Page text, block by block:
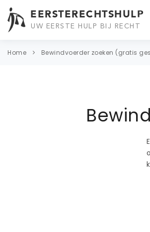
EERSTERECHTSHULP
UW EERSTE HULP BIJ RECHT
Home Bewindvoerder zoeken (gratis